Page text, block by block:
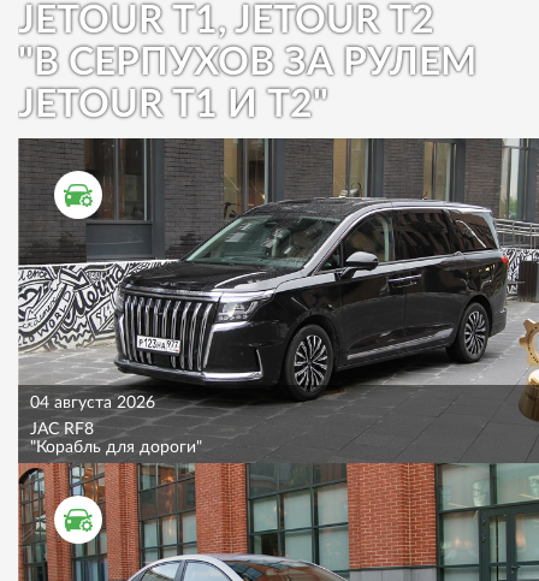
JETOUR T1, JETOUR T2
"В СЕРПУХОВ ЗА РУЛЕМ
JETOUR T1 И T2"
ТЕСТ ДРАЙВ
04 августа 2026
JAC RF8
"Корабль для дороги"
ТЕСТ ДРАЙВ